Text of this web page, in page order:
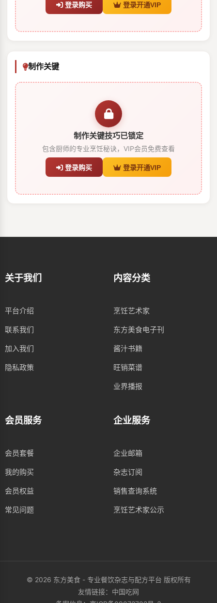
登录购买 登录开通VIP
制作关键
制作关键技巧已锁定
包含厨师的专业烹饪秘诀，VIP会员免费查看
登录购买 登录开通VIP
关于我们
平台介绍
联系我们
加入我们
隐私政策
内容分类
烹饪艺术家
东方美食电子刊
酱汁书籍
旺销菜谱
业界播报
会员服务
会员套餐
我的购买
会员权益
常见问题
企业服务
企业邮箱
杂志订阅
销售查询系统
烹饪艺术家公示
© 2026 东方美食 - 专业餐饮杂志与配方平台 版权所有
友情链接： 中国吃网